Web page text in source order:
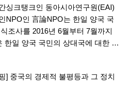
싱크탱크인 동아시아연구원(EAI)
NPO인 言論NPO는 한일 양국 국
조사를 2016년 6월부터 7월까지
한일 양국 국민의 상대국에 대한 …
] 중국의 경제적 불평등과 그 정치